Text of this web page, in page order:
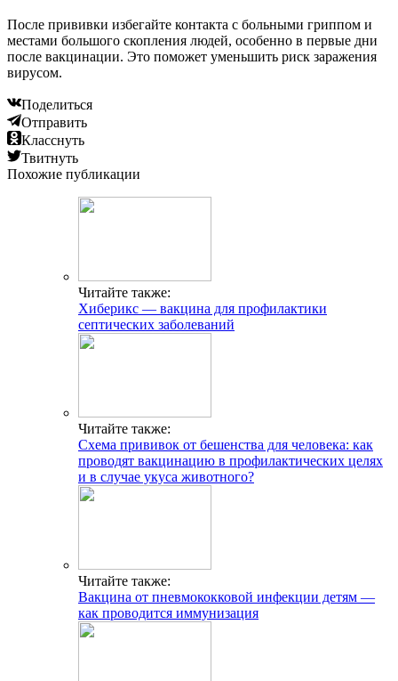
После прививки избегайте контакта с больными гриппом и
местами большого скопления людей, особенно в первые дни
после вакцинации. Это поможет уменьшить риск заражения
вирусом.
Поделиться
Отправить
Класснуть
Твитнуть
Похожие публикации
Читайте также:
Хиберикс — вакцина для профилактики
септических заболеваний
Читайте также:
Схема прививок от бешенства для человека: как
проводят вакцинацию в профилактических целях
и в случае укуса животного?
Читайте также:
Вакцина от пневмококковой инфекции детям —
как проводится иммунизация